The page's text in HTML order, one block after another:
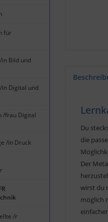
für
Bild und
Digital und
/frau Digital
/in Druck
/r
Du
die
Der
wirst du
möglich